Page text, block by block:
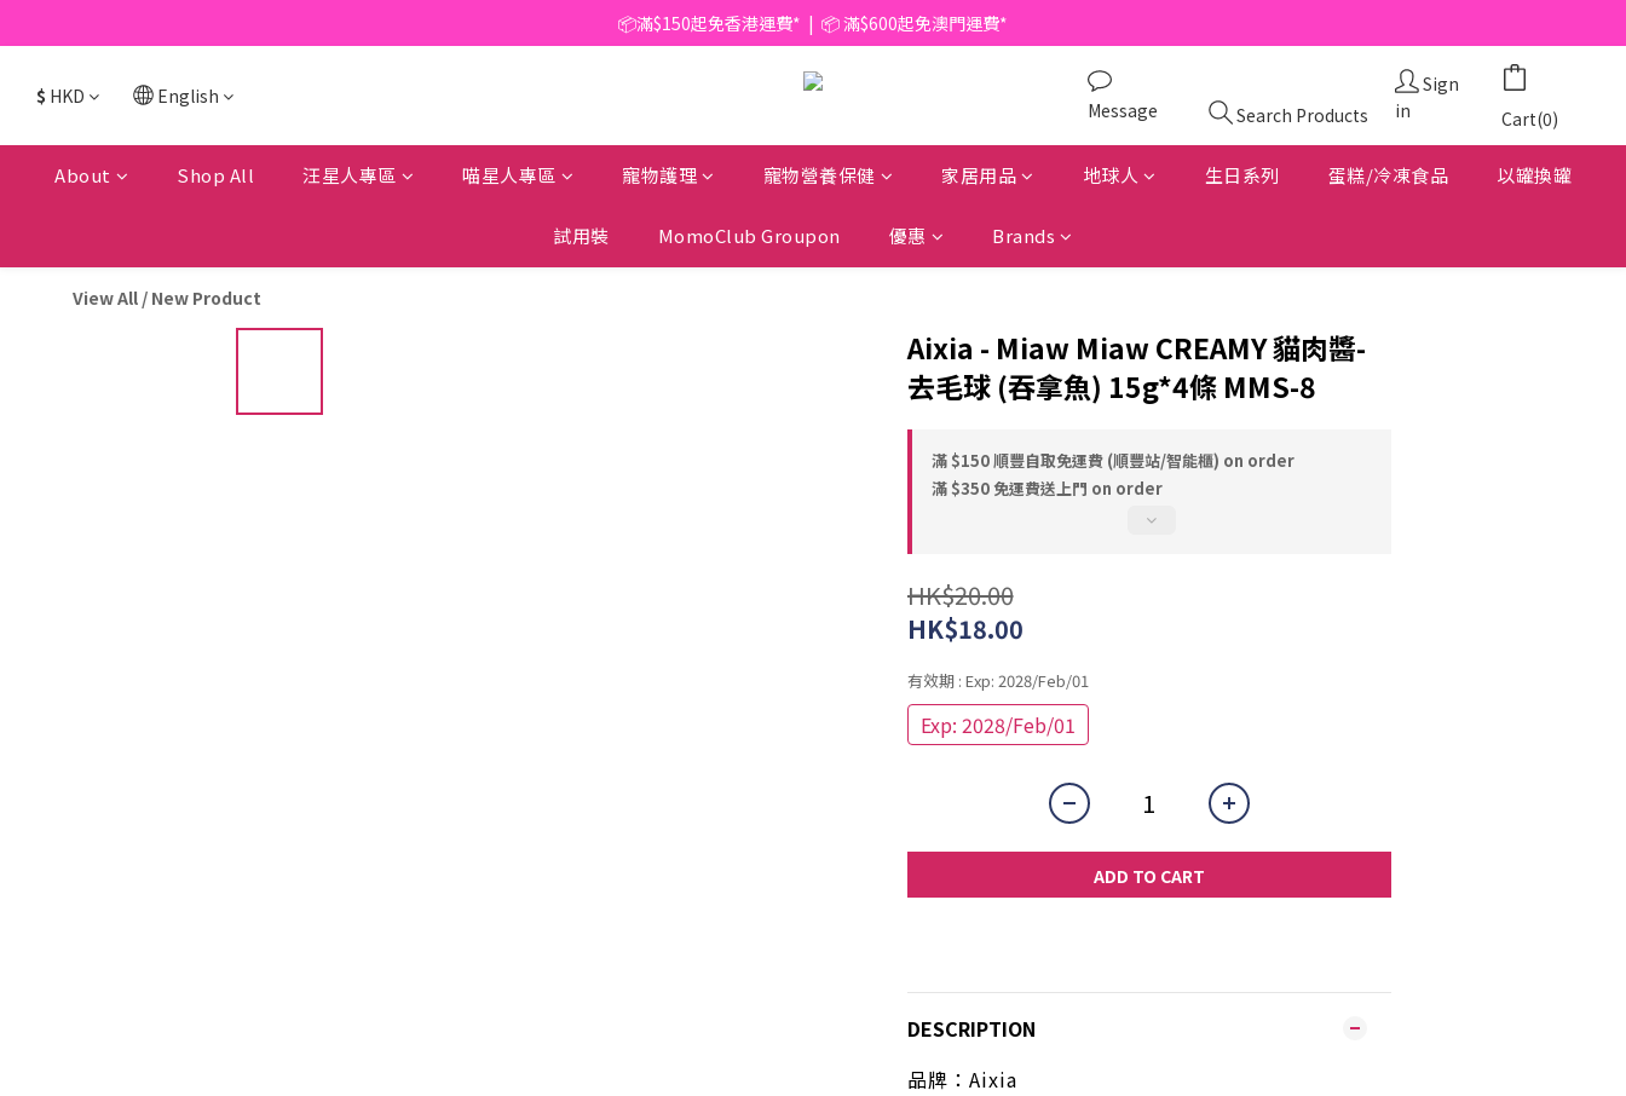
📦滿$150起免香港運費*  |  📦 滿$600起免澳門運費*
📦滿$150起免香港運費*  |  📦 滿$600起免澳門運費*
🥫 罐頭優惠 | 任選* 6件 即減 $6 |  任選* 24件 即減 $30 🥫 (按此了解更多)
$ HKD English
Message Search Products
Sign
in
Cart(0)
About Shop All 汪星人專區 喵星人專區 寵物護理 寵物營養保健 家居用品 地球人 生日系列 蛋糕/冷凍食品 以罐換罐
試用裝 MomoClub Groupon 優惠 Brands
View All / New Product
Aixia - Miaw Miaw CREAMY 貓肉醬-
去毛球 (吞拿魚) 15g*4條 MMS-8
滿 $150 順豐自取免運費 (順豐站/智能櫃) on order
滿 $350 免運費送上門 on order
HK$20.00
HK$18.00
有效期 : Exp: 2028/Feb/01
Exp: 2028/Feb/01
ADD TO CART
DESCRIPTION
品牌： Aixia